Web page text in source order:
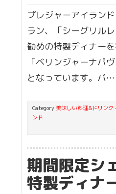
プレジャーアイラン
ラン、「シーグリル
勧めの特製ディナー
「ベリンジャーナパ
となっています。バ…
Category 美味しい料理&ドリンク
ンド
期間限定シ
特製ディナ